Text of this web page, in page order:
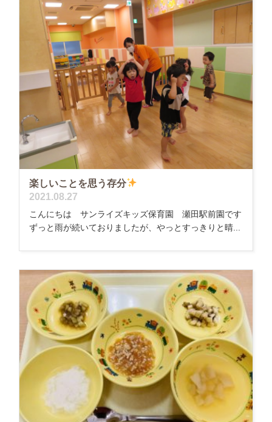
楽しいことを思う存分
2021.08.27
こんにちは サンライズキッズ保育園 瀬田駅前園です
ずっと雨が続いておりましたが、やっとすっきりと晴...